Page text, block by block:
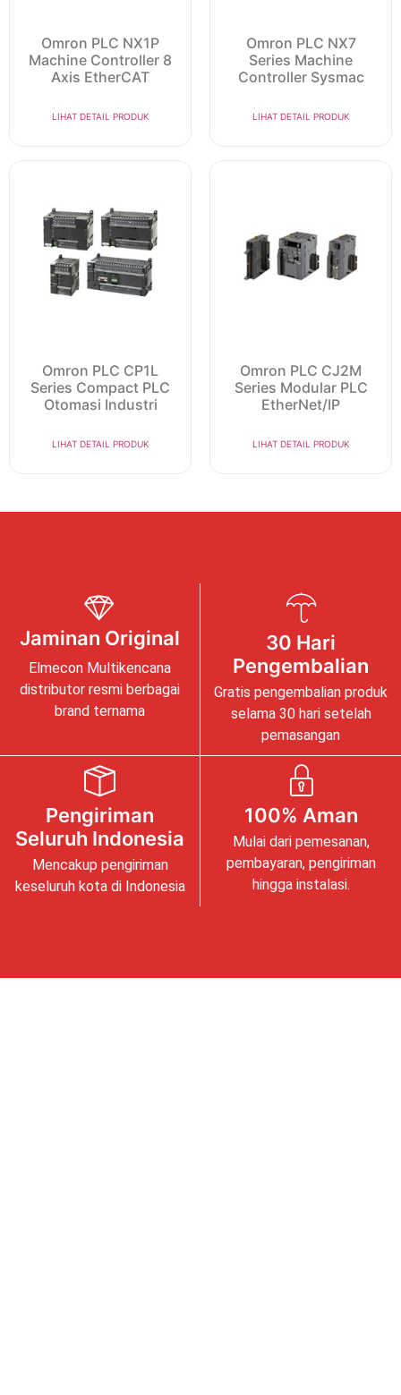
Omron PLC NX1P
Machine Controller 8
Axis EtherCAT
LIHAT DETAIL PRODUK
Omron PLC NX7
Series Machine
Controller Sysmac
LIHAT DETAIL PRODUK
Omron PLC CP1L
Series Compact PLC
Otomasi Industri
LIHAT DETAIL PRODUK
Omron PLC CJ2M
Series Modular PLC
EtherNet/IP
LIHAT DETAIL PRODUK
Jaminan Original
Elmecon Multikencana
distributor resmi berbagai
brand ternama
30 Hari
Pengembalian
Gratis pengembalian produk
selama 30 hari setelah
pemasangan
Pengiriman
Seluruh Indonesia
Mencakup pengiriman
keseluruh kota di Indonesia
100% Aman
Mulai dari pemesanan,
pembayaran, pengiriman
hingga instalasi.